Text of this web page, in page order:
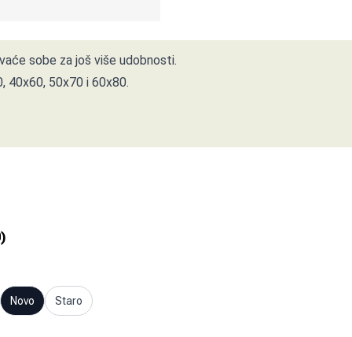
sobe za još više udobnosti.
40x60, 50x70 i 60x80.
)
Novo Staro